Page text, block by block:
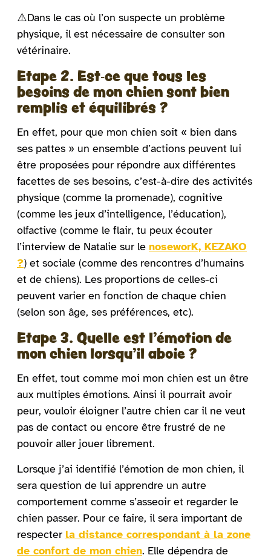
⚠️Dans le cas où l’on suspecte un problème
physique, il est nécessaire de consulter son
vétérinaire.
Etape 2. Est-ce que tous les
besoins de mon chien sont bien
remplis et équilibrés ?
En effet, pour que mon chien soit « bien dans
ses pattes » un ensemble d’actions peuvent lui
être proposées pour répondre aux différentes
facettes de ses besoins, c’est-à-dire des activités
physique (comme la promenade), cognitive
(comme les jeux d’intelligence, l’éducation),
olfactive (comme le flair, tu peux écouter
l’interview de Natalie sur le noseworK, KEZAKO
?) et sociale (comme des rencontres d’humains
et de chiens). Les proportions de celles-ci
peuvent varier en fonction de chaque chien
(selon son âge, ses préférences, etc).
Etape 3. Quelle est l’émotion de
mon chien lorsqu’il aboie ?
En effet, tout comme moi mon chien est un être
aux multiples émotions. Ainsi il pourrait avoir
peur, vouloir éloigner l’autre chien car il ne veut
pas de contact ou encore être frustré de ne
pouvoir aller jouer librement.
Lorsque j’ai identifié l’émotion de mon chien, il
sera question de lui apprendre un autre
comportement comme s’asseoir et regarder le
chien passer. Pour ce faire, il sera important de
respecter la distance correspondant à la zone
de confort de mon chien. Elle dépendra de